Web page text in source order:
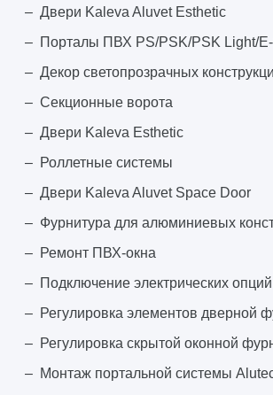
Двери Kaleva Aluvet Esthetic
Порталы ПВХ PS/PSK/PSK Light/
Декор светопрозрачных
Секционные ворота
Двери Kaleva Esthetic
Роллетные системы
Двери Kaleva Aluvet Space Door
Фурнитура для алюминиевых
Ремонт ПВХ-окна
Подключение электрических
Регулировка элементов дверной
Регулировка скрытой оконной
Монтаж портальной системы